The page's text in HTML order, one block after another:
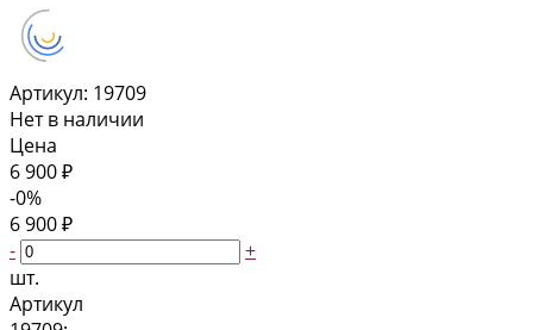
Артикул: 19709
Нет в наличии
Цена
6 900 ₽
-0%
6 900 ₽
-
+
шт.
Артикул